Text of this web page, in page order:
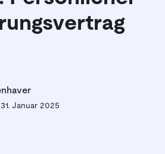
31. Januar 2025